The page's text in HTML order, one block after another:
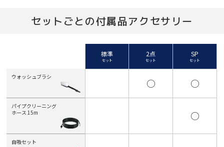
セットごとの付属品アクセサリー
標準
セット
2点
セット
SP
セット
ウォッシュブラシ
○ ○
パイプクリーニング
ホース 15m
○
自吸セット